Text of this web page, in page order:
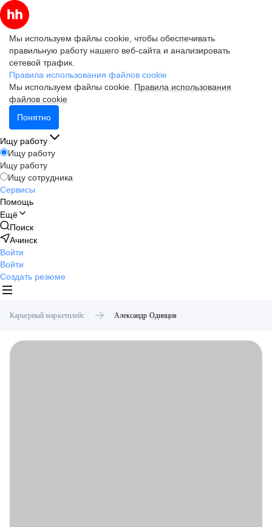
Мы используем файлы cookie, чтобы обеспечивать
правильную работу нашего веб-сайта и анализировать
сетевой трафик.
Правила использования файлов cookie
Мы используем файлы cookie. Правила использования
файлов cookie
Понятно
Ищу работу
Ищу работу
Ищу работу
Ищу сотрудника
Сервисы
Помощь
Ещё
Поиск
Ачинск
Войти
Войти
Создать резюме
Карьерный маркетплейс Александр Одинцов